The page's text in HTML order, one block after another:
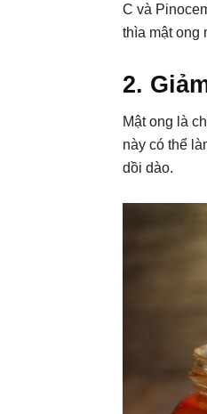
C và
thìa mật ong
2.
Mật ong là
này có thể
dồi dào.